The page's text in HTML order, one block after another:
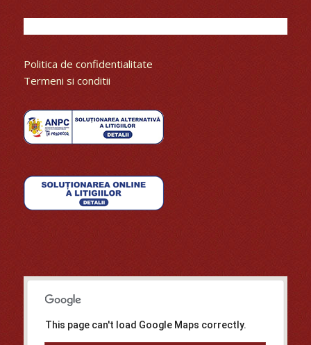
Politica de confidentialitate
Termeni si conditii
This page can't load Google Maps correctly.